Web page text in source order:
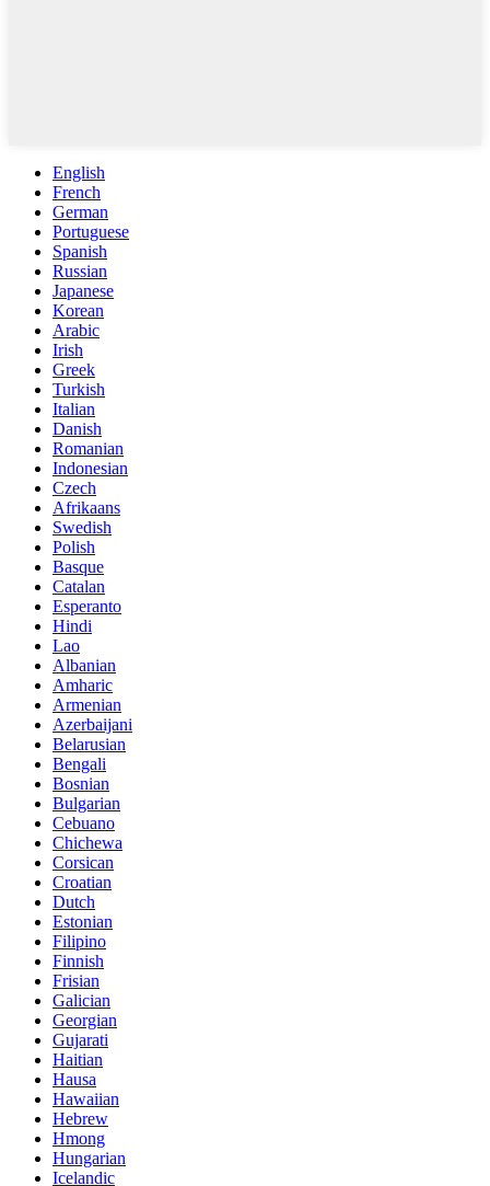
English
French
German
Portuguese
Spanish
Russian
Japanese
Korean
Arabic
Irish
Greek
Turkish
Italian
Danish
Romanian
Indonesian
Czech
Afrikaans
Swedish
Polish
Basque
Catalan
Esperanto
Hindi
Lao
Albanian
Amharic
Armenian
Azerbaijani
Belarusian
Bengali
Bosnian
Bulgarian
Cebuano
Chichewa
Corsican
Croatian
Dutch
Estonian
Filipino
Finnish
Frisian
Galician
Georgian
Gujarati
Haitian
Hausa
Hawaiian
Hebrew
Hmong
Hungarian
Icelandic